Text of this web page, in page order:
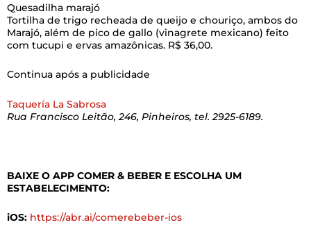
Quesadilha marajó
Tortilha de trigo recheada de queijo e chouriço, ambos do
Marajó, além de pico de gallo (vinagrete mexicano) feito
com tucupi e ervas amazônicas. R$ 36,00.
Continua após a publicidade
Taquería La Sabrosa
Rua Francisco Leitão, 246, Pinheiros, tel. 2925-6189.
BAIXE O APP COMER & BEBER E ESCOLHA UM
ESTABELECIMENTO:
iOS: https://abr.ai/comerebeber-ios